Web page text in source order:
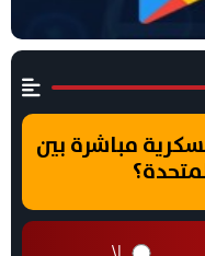
مباشرة بين